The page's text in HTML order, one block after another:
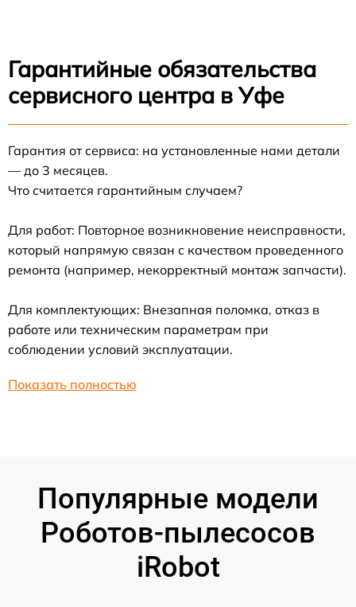
Гарантийные обязательства
сервисного центра в Уфе
Гарантия от сервиса: на установленные нами детали
— до 3 месяцев.
Что считается гарантийным случаем?
Для работ: Повторное возникновение неисправности,
который напрямую связан с качеством проведенного
ремонта (например, некорректный монтаж запчасти).
Для комплектующих: Внезапная поломка, отказ в
работе или техническим параметрам при
соблюдении условий эксплуатации.
Показать полностью
Популярные модели
Роботов-пылесосов
iRobot